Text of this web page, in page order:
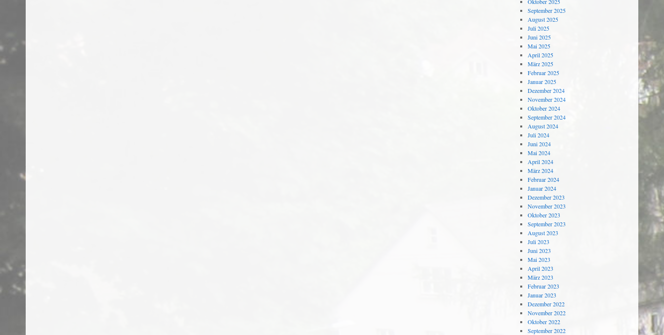
September 2025
August 2025
Juli 2025
Juni 2025
Mai 2025
April 2025
März 2025
Februar 2025
Januar 2025
Dezember 2024
November 2024
Oktober 2024
September 2024
August 2024
Juli 2024
Juni 2024
Mai 2024
April 2024
März 2024
Februar 2024
Januar 2024
Dezember 2023
November 2023
Oktober 2023
September 2023
August 2023
Juli 2023
Juni 2023
Mai 2023
April 2023
März 2023
Februar 2023
Januar 2023
Dezember 2022
November 2022
Oktober 2022
September 2022